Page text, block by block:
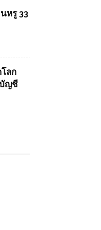
หรู 33
ลก
บัญชี